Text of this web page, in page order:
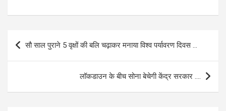
ce
o
at
s
A
ail ar
Post
navigation
सौ साल पुराने 5 वृक्षों की बलि चढ़ाकर मनाया विश्व पर्यावरण दिवस …
लॉकडाउन के बीच सोना बेचेगी केंद्र सरकार ….